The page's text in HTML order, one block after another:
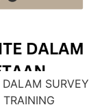
SURVEY
TRAINING